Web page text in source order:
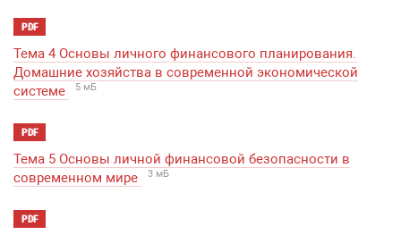
PDF
Тема 4 Основы личного финансового планирования.
Домашние хозяйства в современной экономической
системе
5 мБ
PDF
Тема 5 Основы личной финансовой безопасности в
современном мире
3 мБ
PDF